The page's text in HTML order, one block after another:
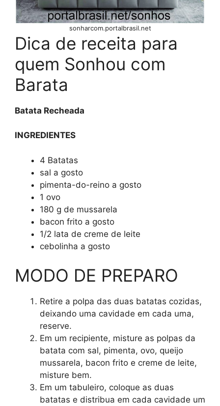
sonharcom.portalbrasil.net
Dica de receita para
quem Sonhou com
Barata
Batata Recheada
INGREDIENTES
4 Batatas
sal a gosto
pimenta-do-reino a gosto
1 ovo
180 g de mussarela
bacon frito a gosto
1/2 lata de creme de leite
cebolinha a gosto
MODO DE PREPARO
Retire a polpa das duas batatas cozidas,
deixando uma cavidade em cada uma,
reserve.
Em um recipiente, misture as polpas da
batata com sal, pimenta, ovo, queijo
mussarela, bacon frito e creme de leite,
misture bem.
Em um tabuleiro, coloque as duas
batatas e distribua em cada cavidade um